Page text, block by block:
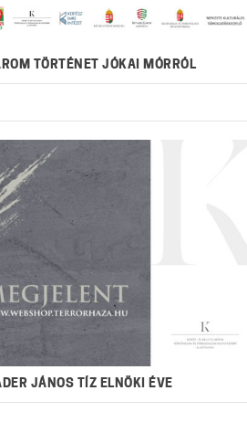
TÖRTÉNET JÓKAI MÓRRÓL
JÁNOS TÍZ ELNÖKI ÉVE